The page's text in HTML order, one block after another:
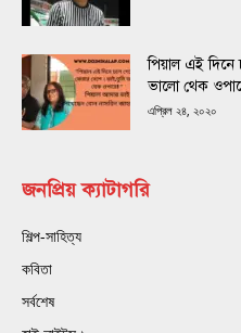
পিয়াল এই দিনে
ভালো থেক
এপ্রিল ২৪, ২০২০
জনপ্রিয় ক্যাটাগরি
শিল্প-সাহিত্য
কবিতা
সর্বশেষ